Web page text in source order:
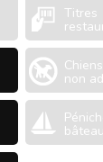
Titres
Chiens
non
bâteau